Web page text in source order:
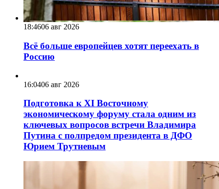
18:4606 авг 2026
Всё больше европейцев хотят переехать в
Россию
16:0406 авг 2026
Подготовка к XI Восточному
экономическому форуму стала одним из
ключевых вопросов встречи Владимира
Путина с полпредом президента в ДФО
Юрием Трутневым